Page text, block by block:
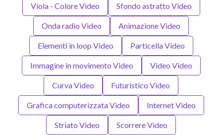
Viola - Colore Video Sfondo astratto Video
Onda radio Video Animazione Video
Elementi in loop Video Particella Video
Immagine in movimento Video Video Video
Curva Video Futuristico Video
Grafica computerizzata Video Internet Video
Striato Video Scorrere Video